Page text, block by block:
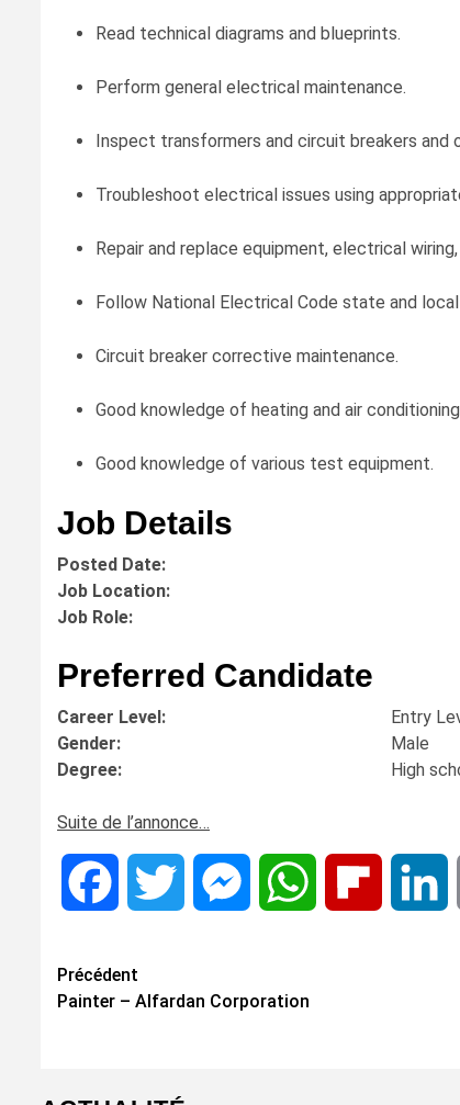
Read technical diagrams and blueprints.
Perform general electrical maintenance.
Inspect transformers and circuit breakers
Troubleshoot electrical issues using
Repair and replace equipment, electrical
Follow National Electrical Code state and
Circuit breaker corrective maintenance.
Good knowledge of heating and air
Good knowledge of various test equipment.
Job Details
Posted Date:
Job Location:
Job Role:
Preferred Candidate
Career Level:
Entry
Gender:
Male
Degree:
High
Suite de l’annonce…
Facebook Twitter MessengerWhatsApp Flipboard
Navigation
d’article
Précédent
Painter – Alfardan Corporation